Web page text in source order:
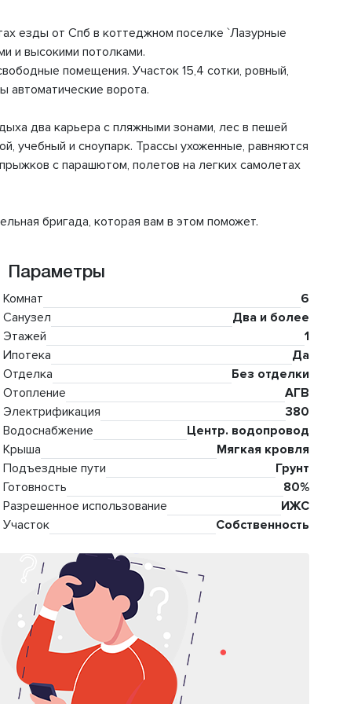
езды от Спб в коттеджном поселке `Лазурные
и высокими потолками.
помещения. Участок 15,4 сотки, ровный,
автоматические ворота.
два карьера с пляжными зонами, лес в пешей
учебный и сноупарк. Трассы ухоженные, равняются
с парашютом, полетов на легких самолетах
бригада, которая вам в этом поможет.
Параметры
Комнат
6
Санузел
Два и более
Этажей
1
Ипотека
Да
Отделка
Без отделки
Отопление
АГВ
Электрификация
380
Водоснабжение
Центр. водопровод
Крыша
Мягкая кровля
Подъездные пути
Грунт
Готовность
80%
Разрешенное использование
ИЖС
Участок
Собственность